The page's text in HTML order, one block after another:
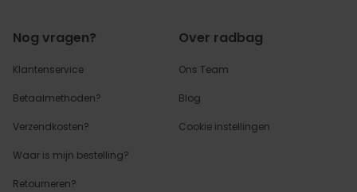
Nog vragen?
Klantenservice
Betaalmethoden?
Verzendkosten?
Waar is mijn bestelling?
Retourneren?
Over radbag
Ons Team
Blog
Cookie instellingen